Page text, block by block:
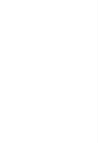
des sites
à
expérience
du nombre
base d’un
des
mais ces
Nous
pour